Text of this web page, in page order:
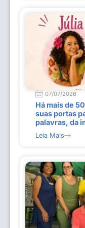
07/07/2026
Há mais de
suas portas
palavras, da
Leia Mais